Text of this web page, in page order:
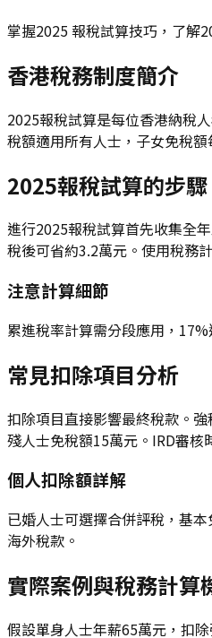
掌握2025 報稅試算技巧，了解
香港稅務制度簡介
2025報稅試算是每位香港納稅
稅額適用所有人士，子女免稅
2025報稅試算的步驟
進行2025報稅試算首先收集全
稅後可省約3.2萬元。使用稅務
注意計算細節
累進稅率計算需分段應用，
常見扣除項目分析
扣除項目直接影響最終稅款。
殘人士免稅額15萬元。IRD審
個人扣除額詳解
已婚人士可選擇合併評稅，基
海外稅款。
實際案例與稅務計算
假設單身人士年薪65萬元，扣